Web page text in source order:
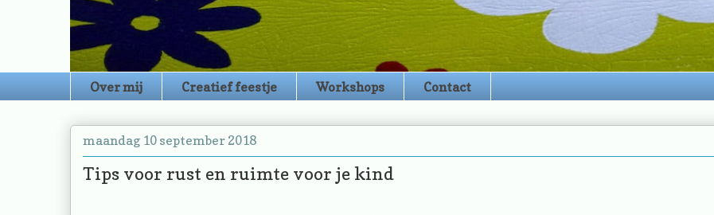
Over mij Creatief feestje Workshops Contact
maandag 10 september 2018
Tips voor rust en ruimte voor je kind